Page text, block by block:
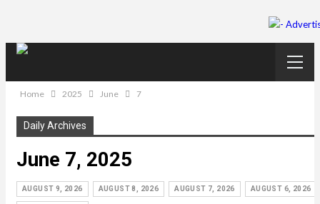
Home 2025 June 7
Daily Archives
June 7, 2025
AUGUST 9, 2026 AUGUST 8, 2026 AUGUST 7, 2026 AUGUST 6, 2026